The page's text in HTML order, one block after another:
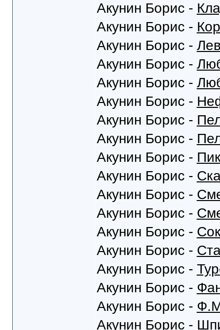
Акунин Борис -
Акунин Борис -
Акунин Борис -
Акунин Борис -
Акунин Борис -
Акунин Борис -
Акунин Борис -
Акунин Борис -
Акунин Борис -
Акунин Борис -
Акунин Борис -
Акунин Борис -
Акунин Борис -
Акунин Борис -
Акунин Борис -
Акунин Борис -
Акунин Борис -
Акунин Борис -